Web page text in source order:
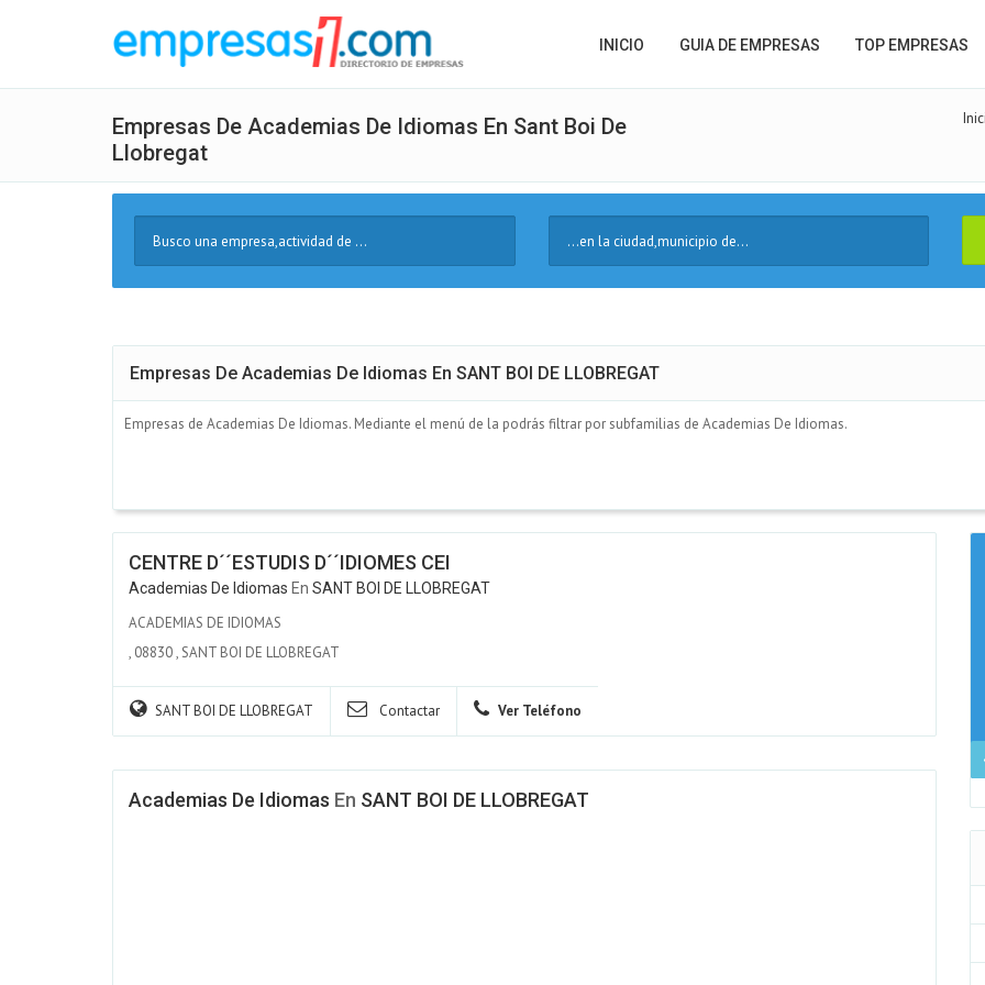
INICIO GUIA DE EMPRESAS TOP EMPRESAS
Empresas De Academias De Idiomas En Sant Boi De
Llobregat
Texto
Empresas De Academias De Idiomas En SANT BOI DE LLOBREGAT
Empresas de Academias De Idiomas. Mediante el menú de la podrás filtrar por subfamilias de Academias De Idiomas.
CENTRE D´´ESTUDIS D´´IDIOMES CEI
Academias De Idiomas En SANT BOI DE LLOBREGAT
ACADEMIAS DE IDIOMAS
, 08830,SANT BOI DE LLOBREGAT
SANT BOI DE LLOBREGAT Contactar Ver Teléfono
Academias De Idiomas En SANT BOI DE LLOBREGAT